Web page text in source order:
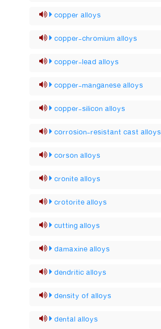
copper alloys
copper-chromium alloys
copper-lead alloys
copper-manganese alloys
copper-silicon alloys
corrosion-resistant cast alloys
corson alloys
cronite alloys
crotorite alloys
cutting alloys
damaxine alloys
dendritic alloys
density of alloys
dental alloys